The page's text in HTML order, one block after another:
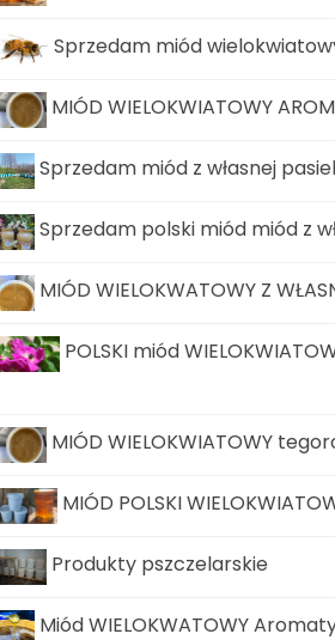
Sprzedam miód
MIÓD WIELOKWIATOWY
Sprzedam miód z własnej
Sprzedam polski miód miód z
MIÓD WIELOKWATOWY Z
POLSKI miód
MIÓD WIELOKWIATOWY
MIÓD POLSKI
Produkty pszczelarskie
Miód WIELOKWATOWY